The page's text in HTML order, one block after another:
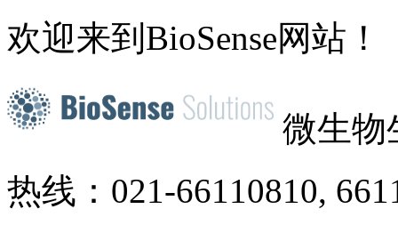
欢迎来到BioSense网站！
微生物
热线：021-66110810,